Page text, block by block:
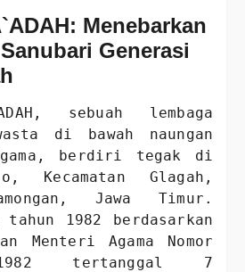
Menebarkan
Generasi
sebuah lembaga
di bawah naungan
berdiri tegak di
Kecamatan Glagah,
Jawa Timur.
1982 berdasarkan
Menteri Agama Nomor
1982 tertanggal 7